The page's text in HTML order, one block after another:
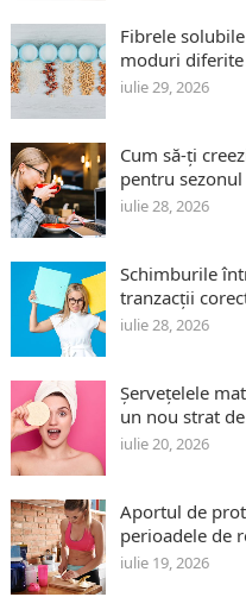
Fibrele
moduri diferite
iulie 29, 2026
Cum să-ți
pentru sezonul
iulie 28, 2026
Schimburile
tranzacții
iulie 28, 2026
Șervețelele
un nou strat
iulie 20, 2026
Aportul de
perioadele de
iulie 19, 2026